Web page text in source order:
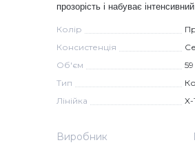
прозорість і набуває
Колір
Консистенція
Об'єм
Тип
Лінійка
X-
Виробник